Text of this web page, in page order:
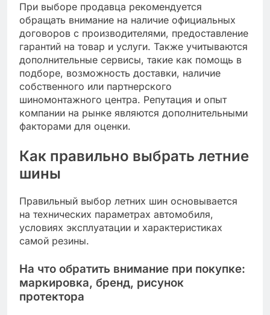
При выборе продавца рекомендуется
обращать внимание на наличие официальных
договоров с производителями, предоставление
гарантий на товар и услуги. Также учитываются
дополнительные сервисы, такие как помощь в
подборе, возможность доставки, наличие
собственного или партнерского
шиномонтажного центра. Репутация и опыт
компании на рынке являются дополнительными
факторами для оценки.
Как правильно выбрать летние
шины
Правильный выбор летних шин основывается
на технических параметрах автомобиля,
условиях эксплуатации и характеристиках
самой резины.
На что обратить внимание при покупке:
маркировка, бренд, рисунок
протектора